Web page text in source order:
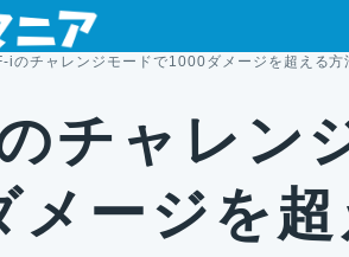
iのチャレンジモードで1000ダメージを超える方
チャレン
メージを